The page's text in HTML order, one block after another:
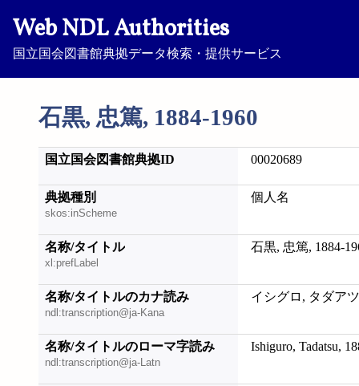
Web NDL Authorities
国立国会図書館典拠データ検索・提供サービス
石黒, 忠篤, 1884-1960
国立国会図書館典拠ID 00020689
典拠種別
skos:inScheme
個人名
名称/タイトル
xl:prefLabel
石黒, 忠篤, 1884-
名称/タイトルのカナ読み
ndl:transcription@ja-Kana
イシグロ, タダア
名称/タイトルのローマ字読み
ndl:transcription@ja-Latn
Ishiguro, Tadatsu,